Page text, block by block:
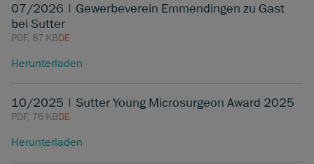
07/2026 | Gewerbeverein Emmendingen zu Gast
bei Sutter
PDF, 87 KBDE
Herunterladen
10/2025 | Sutter Young Microsurgeon Award 2025
PDF, 76 KBDE
Herunterladen